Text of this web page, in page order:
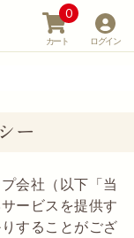
の文明堂】
ログイン
カート
0
ー
会社（以下「当
ービスを提供す
することがござ